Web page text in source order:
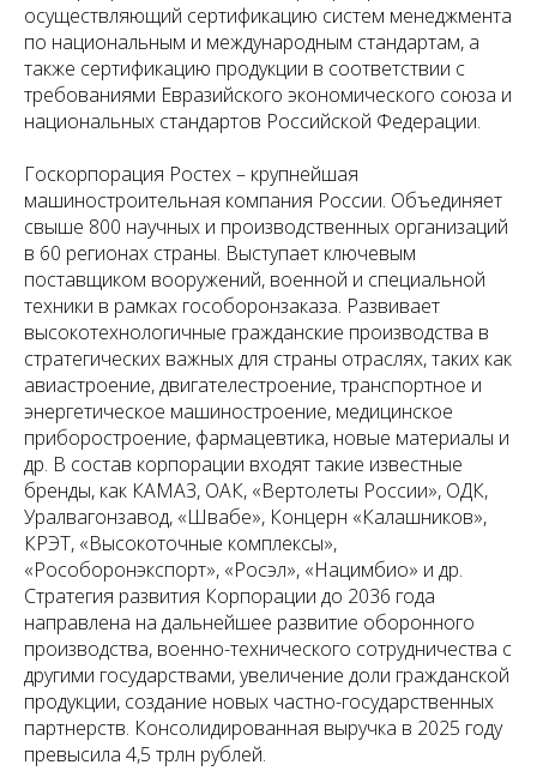
осуществляющий сертификацию систем менеджмента
по национальным и международным стандартам, а
также сертификацию продукции в соответствии с
требованиями Евразийского экономического союза и
национальных стандартов Российской Федерации.
Госкорпорация Ростех – крупнейшая
машиностроительная компания России. Объединяет
свыше 800 научных и производственных организаций
в 60 регионах страны. Выступает ключевым
поставщиком вооружений, военной и специальной
техники в рамках гособоронзаказа. Развивает
высокотехнологичные гражданские производства в
стратегических важных для страны отраслях, таких как
авиастроение, двигателестроение, транспортное и
энергетическое машиностроение, медицинское
приборостроение, фармацевтика, новые материалы и
др. В состав корпорации входят такие известные
бренды, как КАМАЗ, ОАК, «Вертолеты России», ОДК,
Уралвагонзавод, «Швабе», Концерн «Калашников»,
КРЭТ, «Высокоточные комплексы»,
«Рособоронэкспорт», «Росэл», «Нацимбио» и др.
Стратегия развития Корпорации до 2036 года
направлена на дальнейшее развитие оборонного
производства, военно-технического сотрудничества с
другими государствами, увеличение доли гражданской
продукции, создание новых частно-государственных
партнерств. Консолидированная выручка в 2025 году
превысила 4,5 трлн рублей.